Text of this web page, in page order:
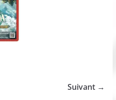
Suivant →